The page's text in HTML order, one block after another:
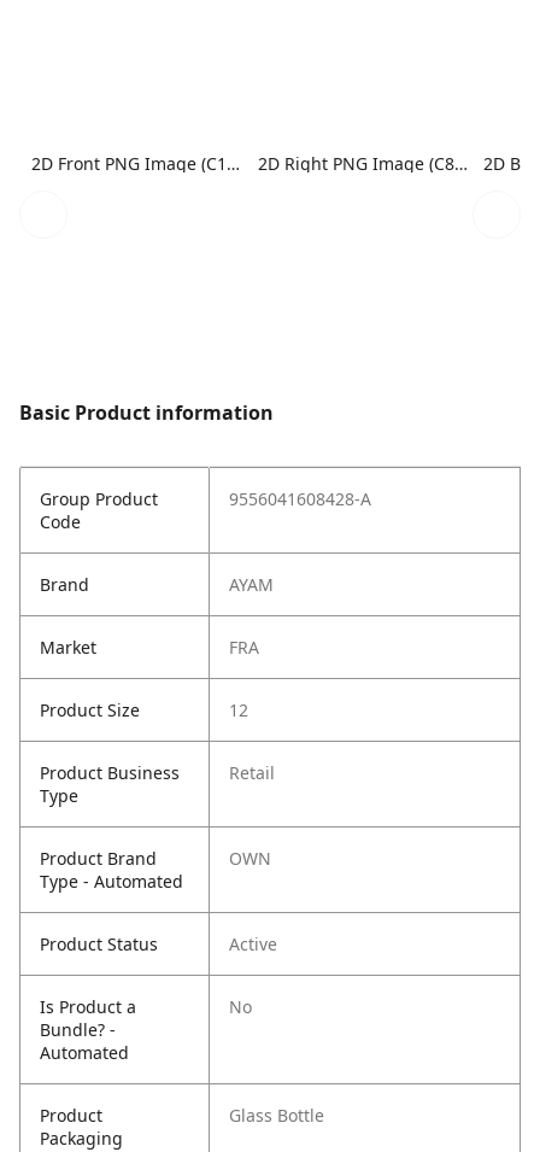
2D Front PNG Image (C1N1) 2D Right PNG Image (C8N1)
Basic Product information
Group Product
Code
9556041608428-A
Brand AYAM
Market FRA
Product Size 12
Product Business
Type
Retail
Product Brand
Type - Automated
OWN
Product Status Active
Is Product a
Bundle? -
Automated
No
Product
Packaging
Glass Bottle